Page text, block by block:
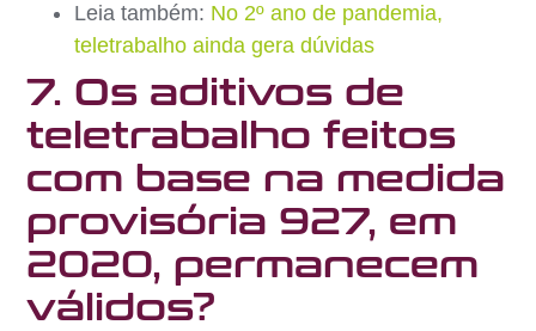
Leia também: No 2º ano de pandemia,
teletrabalho ainda gera dúvidas
7. Os aditivos de
teletrabalho feitos
com base na medida
provisória 927, em
2020, permanecem
válidos?